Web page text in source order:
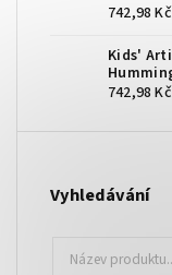
742,98 Kč
Kids'
742,98 Kč
Vyhledávání